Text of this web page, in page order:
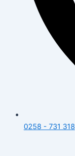
0258 - 731 318